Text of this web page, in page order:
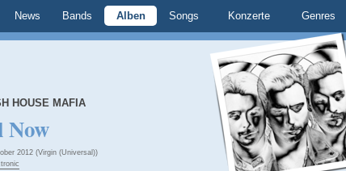
News Bands Alben Songs Konzerte Genres
HOUSE MAFIA
Now
2012 (Virgin (Universal))